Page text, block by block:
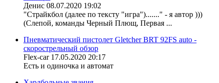
Денис 08.07.2020 19:02
"Страйкбол (далее по тексту "игра")......." - я автор )))
(Слепой, команды Черный Плющ, Первая ...
Пневматический пистолет Gletcher BRT 92FS auto -
скорострельный обзор
Flex-car 17.05.2020 20:17
Есть и одиночка и автомат